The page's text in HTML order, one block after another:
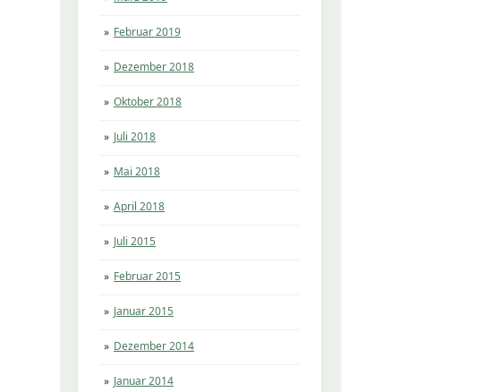
Februar 2019
Dezember 2018
Oktober 2018
Juli 2018
Mai 2018
April 2018
Juli 2015
Februar 2015
Januar 2015
Dezember 2014
Januar 2014